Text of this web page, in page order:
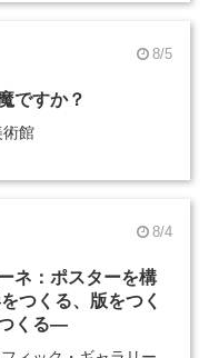
8/5
ですか？
館
8/4
ネ：ポスターを構
つくる、版をつく
くる―